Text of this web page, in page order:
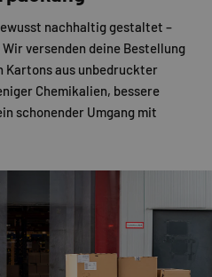
nachhaltig gestaltet –
versenden deine Bestellung
Kartons aus unbedruckter
Chemikalien, bessere
schonender Umgang mit